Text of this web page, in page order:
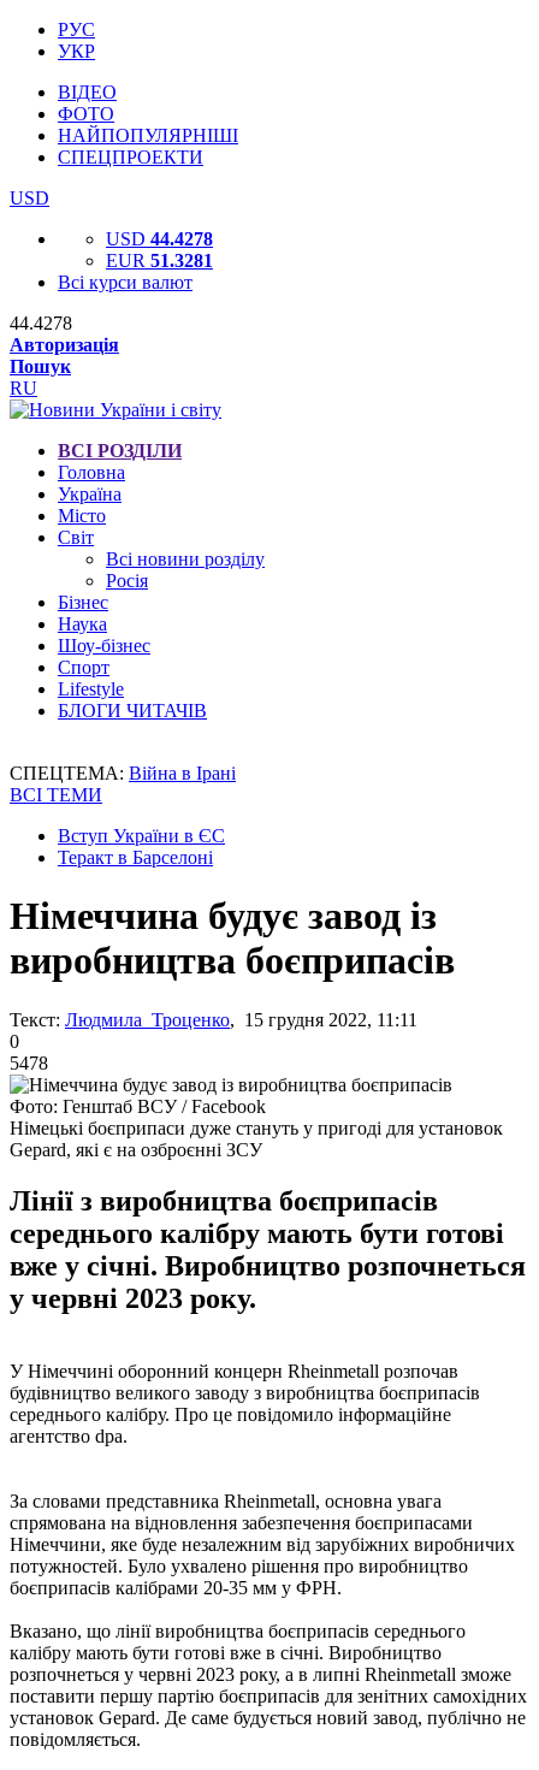
РУС
УКР
ВІДЕО
ФОТО
НАЙПОПУЛЯРНІШІ
СПЕЦПРОЕКТИ
USD
USD 44.4278
EUR 51.3281
Всі курси валют
44.4278
Авторизація
Пошук
RU
ВСІ РОЗДІЛИ
Головна
Україна
Місто
Світ
Всі новини розділу
Росія
Бізнес
Наука
Шоу-бізнес
Спорт
Lifestyle
БЛОГИ ЧИТАЧІВ
СПЕЦТЕМА: Війна в Ірані
ВСІ ТЕМИ
Вступ України в ЄС
Теракт в Барселоні
Німеччина будує завод із
виробництва боєприпасів
Текст: Людмила Троценко, 15 грудня 2022, 11:11
0
5478
Фото: Генштаб ВСУ / Facebook
Німецькі боєприпаси дуже стануть у пригоді для установок
Gepard, які є на озброєнні ЗСУ
Лінії з виробництва боєприпасів
середнього калібру мають бути готові
вже у січні. Виробництво розпочнеться
у червні 2023 року.
У Німеччині оборонний концерн Rheinmetall розпочав
будівництво великого заводу з виробництва боєприпасів
середнього калібру. Про це повідомило інформаційне
агентство dpa.
За словами представника Rheinmetall, основна увага
спрямована на відновлення забезпечення боєприпасами
Німеччини, яке буде незалежним від зарубіжних виробничих
потужностей. Було ухвалено рішення про виробництво
боєприпасів калібрами 20-35 мм у ФРН.
Вказано, що лінії виробництва боєприпасів середнього
калібру мають бути готові вже в січні. Виробництво
розпочнеться у червні 2023 року, а в липні Rheinmetall зможе
поставити першу партію боєприпасів для зенітних самохідних
установок Gepard. Де саме будується новий завод, публічно не
повідомляється.